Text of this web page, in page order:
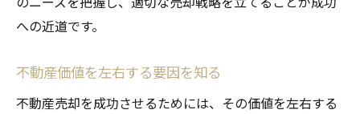
への近道です。
不動産価値を左右する要因を知る
不動産売却を成功させるためには、その価値を左右する